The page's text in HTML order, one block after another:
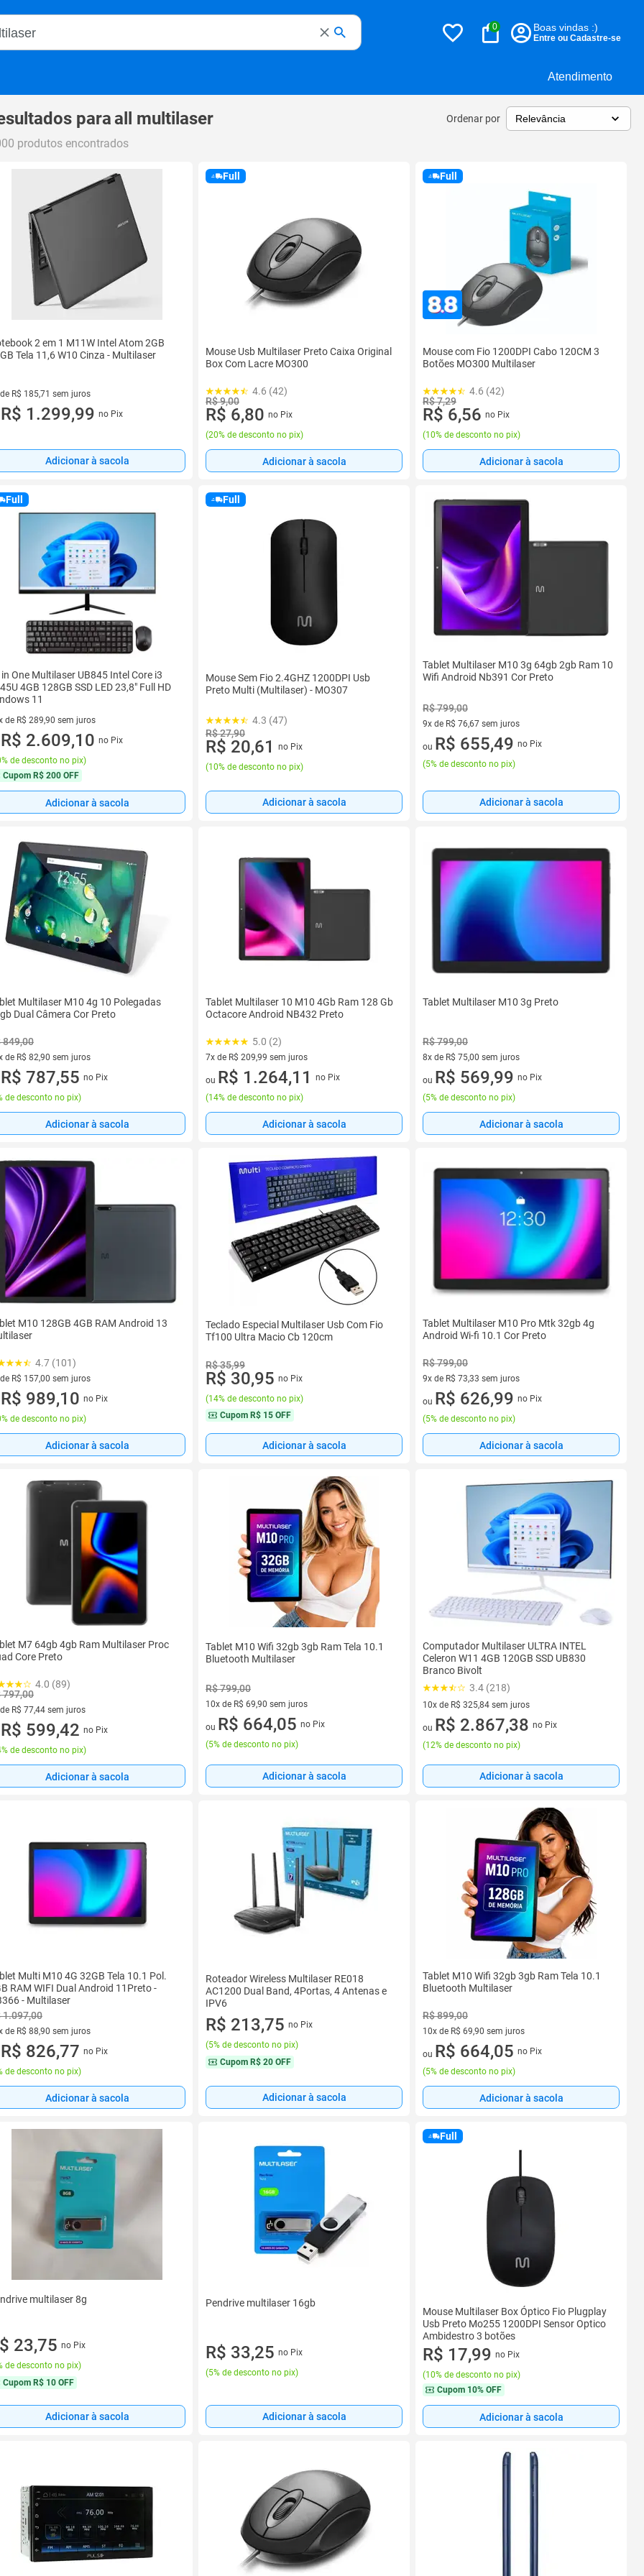
Atendimento
Magalu
0 Boas vindas :)
Entre ou Cadastre-se
paraall multilaser Ordenar por
produtos encontrados
2 em 1 M11W Intel Atom 2GB
Tela 11,6 W10 Cinza - Multilaser
R$ 185,71 sem juros
de R$ 185,71 sem juros
R$ 1.299,99 no Pix
Adicionar à sacola
Full
Mouse Usb Multilaser Preto Caixa Original
Box Com Lacre MO300
4.6 (42)
R$ 9,00
R$ 6,80 no Pix
(20% de desconto no pix)
Adicionar à sacola
Full
Mouse com Fio 1200DPI Cabo 120CM 3
Botões MO300 Multilaser
4.6 (42)
R$ 7,29
R$ 6,56 no Pix
(10% de desconto no pix)
Adicionar à sacola
Full
in One Multilaser UB845 Intel Core i3
4GB 128GB SSD LED 23,8" Full HD
11
de R$ 289,90 sem juros
vez de R$ 289,90 sem juros
R$ 2.609,10 no Pix
de desconto no pix)
Cupom R$ 200 OFF
Adicionar à sacola
Full
Mouse Sem Fio 2.4GHZ 1200DPI Usb
Preto Multi (Multilaser) - MO307
4.3 (47)
R$ 27,90
R$ 20,61
no Pix
(10% de desconto no pix)
Adicionar à sacola
Tablet Multilaser M10 3g 64gb 2gb Ram 10
Wifi Android Nb391 Cor Preto
R$ 799,00
9x de R$ 76,67 sem juros
9 vez de R$ 76,67 sem juros
ou R$ 655,49 no Pix
(5% de desconto no pix)
Adicionar à sacola
Multilaser M10 4g 10 Polegadas
Dual Câmera Cor Preto
849,00
de R$ 82,90 sem juros
vez de R$ 82,90 sem juros
R$ 787,55 no Pix
de desconto no pix)
Adicionar à sacola
Tablet Multilaser 10 M10 4Gb Ram 128 Gb
Octacore Android NB432 Preto
5.0 (2)
7x de R$ 209,99 sem juros
7 vez de R$ 209,99 sem juros
ou R$ 1.264,11
no Pix
(14% de desconto no pix)
Adicionar à sacola
Tablet Multilaser M10 3g Preto
R$ 799,00
8x de R$ 75,00 sem juros
8 vez de R$ 75,00 sem juros
ou R$ 569,99 no Pix
(5% de desconto no pix)
Adicionar à sacola
M10 128GB 4GB RAM Android 13
4.7 (101)
R$ 157,00 sem juros
de R$ 157,00 sem juros
R$ 989,10 no Pix
de desconto no pix)
Adicionar à sacola
Teclado Especial Multilaser Usb Com Fio
Tf100 Ultra Macio Cb 120cm
R$ 35,99
R$ 30,95 no Pix
(14% de desconto no pix)
Cupom R$ 15 OFF
Adicionar à sacola
Tablet Multilaser M10 Pro Mtk 32gb 4g
Android Wi-fi 10.1 Cor Preto
R$ 799,00
9x de R$ 73,33 sem juros
9 vez de R$ 73,33 sem juros
ou R$ 626,99 no Pix
(5% de desconto no pix)
Adicionar à sacola
M7 64gb 4gb Ram Multilaser Proc
Core Preto
4.0 (89)
797,00
R$ 77,44 sem juros
de R$ 77,44 sem juros
R$ 599,42 no Pix
de desconto no pix)
Adicionar à sacola
Tablet M10 Wifi 32gb 3gb Ram Tela 10.1
Bluetooth Multilaser
R$ 799,00
10x de R$ 69,90 sem juros
10 vez de R$ 69,90 sem juros
ou R$ 664,05 no Pix
(5% de desconto no pix)
Adicionar à sacola
Computador Multilaser ULTRA INTEL
Celeron W11 4GB 120GB SSD UB830
Branco Bivolt
3.4 (218)
10x de R$ 325,84 sem juros
10 vez de R$ 325,84 sem juros
ou R$ 2.867,38 no Pix
(12% de desconto no pix)
Adicionar à sacola
Multi M10 4G 32GB Tela 10.1 Pol.
RAM WIFI Dual Android 11Preto -
- Multilaser
1.097,00
de R$ 88,90 sem juros
vez de R$ 88,90 sem juros
R$ 826,77 no Pix
de desconto no pix)
Adicionar à sacola
Roteador Wireless Multilaser RE018
AC1200 Dual Band, 4Portas, 4 Antenas e
IPV6
R$ 213,75 no Pix
(5% de desconto no pix)
Cupom R$ 20 OFF
Adicionar à sacola
Tablet M10 Wifi 32gb 3gb Ram Tela 10.1
Bluetooth Multilaser
R$ 899,00
10x de R$ 69,90 sem juros
10 vez de R$ 69,90 sem juros
ou R$ 664,05 no Pix
(5% de desconto no pix)
Adicionar à sacola
multilaser 8g
23,75 no Pix
de desconto no pix)
Cupom R$ 10 OFF
Adicionar à sacola
Pendrive multilaser 16gb
R$ 33,25 no Pix
(5% de desconto no pix)
Adicionar à sacola
Full
Mouse Multilaser Box Óptico Fio Plugplay
Usb Preto Mo255 1200DPI Sensor Optico
Ambidestro 3 botões
R$ 17,99 no Pix
(10% de desconto no pix)
Cupom 10% OFF
Adicionar à sacola